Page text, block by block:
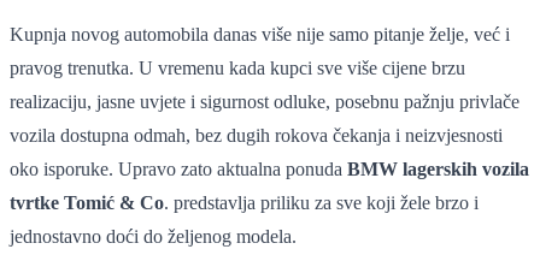
Kupnja novog automobila danas više nije samo pitanje želje, već i
pravog trenutka. U vremenu kada kupci sve više cijene brzu
realizaciju, jasne uvjete i sigurnost odluke, posebnu pažnju privlače
vozila dostupna odmah, bez dugih rokova čekanja i neizvjesnosti
oko isporuke. Upravo zato aktualna ponuda BMW lagerskih vozila
tvrtke Tomić & Co. predstavlja priliku za sve koji žele brzo i
jednostavno doći do željenog modela.